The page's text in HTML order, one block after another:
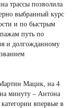
трассы позволила
выбранный курс
и по быстрым
путь по
и долгожданному
Мацик, на 4
минуту – Антона
впервые в